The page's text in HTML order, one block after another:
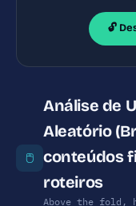
'Baixe o guia', ou
🔓
🖱️
Análise de
Aleatório
conteúdos
roteiros
Above the fold,